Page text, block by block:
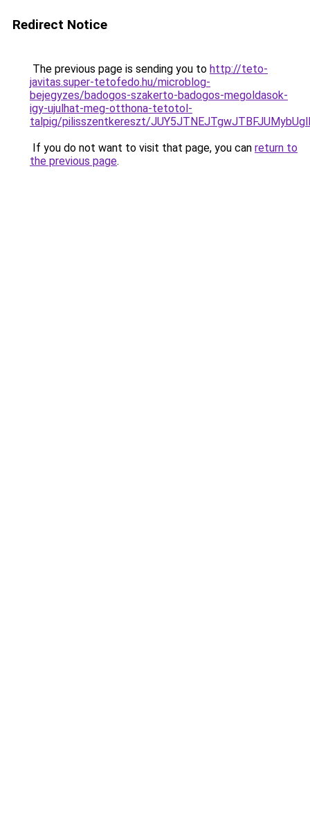
Redirect Notice
The previous page is sending you to http://teto-
javitas.super-tetofedo.hu/microblog-
bejegyzes/badogos-szakerto-badogos-megoldasok-
igy-ujulhat-meg-otthona-tetotol-
talpig/pilisszentkereszt/
If you do not want to visit that page, you can return to
the previous page.